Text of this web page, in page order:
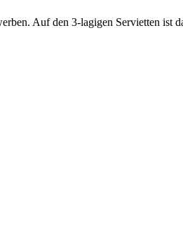
Auf den 3-lagigen Servietten